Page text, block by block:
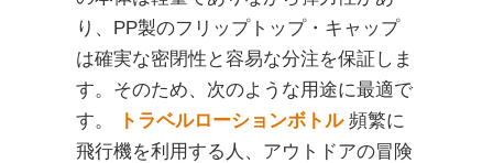
り、PP製のフリップトップ・キャップ
は確実な密閉性と容易な分注を保証しま
す。そのため、次のような用途に最適で
す。
トラベルローションボトル 頻繁に
飛行機を利用する人、アウトドアの冒険